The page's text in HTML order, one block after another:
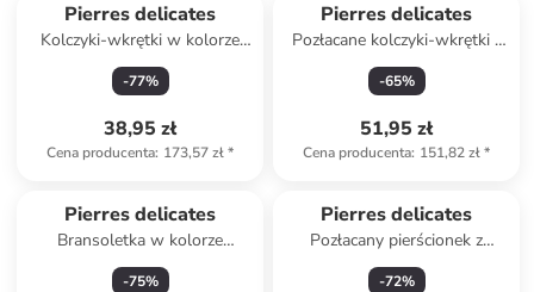
Pierres delicates
Kolczyki-wkrętki w kolorze
białym z perłami
-77%
38,95 zł
Cena producenta: 173,57 zł*
Pierres delicates
Pozłacane kolczyki-wkrętki z
labradorytem
-65%
51,95 zł
Cena producenta: 151,82 zł*
Pierres delicates
Bransoletka w kolorze
jasnoróżowym z perłami
-75%
Pierres delicates
Pozłacany pierścionek z
agatem
-72%